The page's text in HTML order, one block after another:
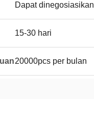
Dapat dinegosiasikan
15-30 hari
20000pcs per bulan